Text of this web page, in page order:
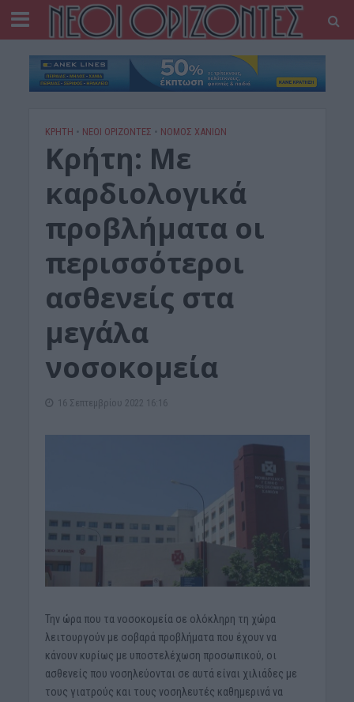
ΚΡΗΤΗ • ΝΕΟΙ ΟΡΙΖΟΝΤΕΣ • ΝΟΜΌΣ ΧΑΝΊΩΝ
Κρήτη: Με
καρδιολογικά
προβλήματα οι
περισσότεροι
ασθενείς στα
μεγάλα
νοσοκομεία
16 Σεπτεμβρίου 2022 16:16
Την ώρα που τα νοσοκομεία σε ολόκληρη τη χώρα
λειτουργούν με σοβαρά προβλήματα που έχουν να
κάνουν κυρίως με υποστελέχωση προσωπικού, οι
ασθενείς που νοσηλεύονται σε αυτά είναι χιλιάδες με
τους γιατρούς και τους νοσηλευτές καθημερινά να